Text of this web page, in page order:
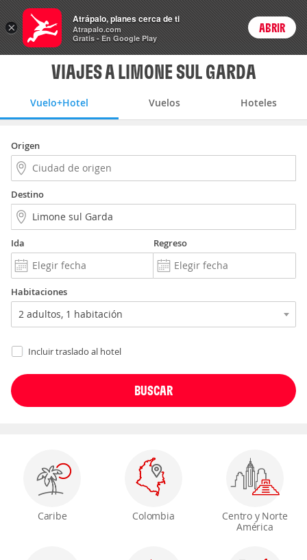
Vuelo+Hotel Login
VIAJES A LIMONE SUL GARDA
Vuelo+Hotel Vuelos Hoteles
Origen
Destino
Ida Regreso
Habitaciones
Incluir traslado al hotel
Caribe Colombia
Centro y Norte
América
×
Atrápalo, planes cerca de ti
Atrapalo.com
Gratis - En Google Play
ABRIR